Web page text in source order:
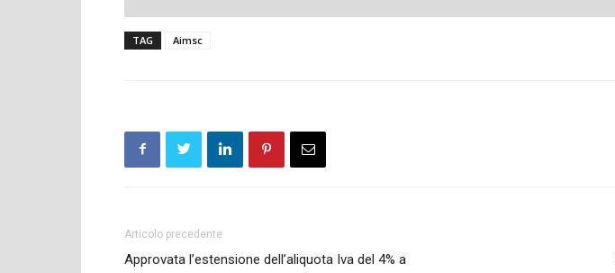
TAG Aimsc
Articolo precedente
Approvata l’estensione dell’aliquota Iva del 4% a